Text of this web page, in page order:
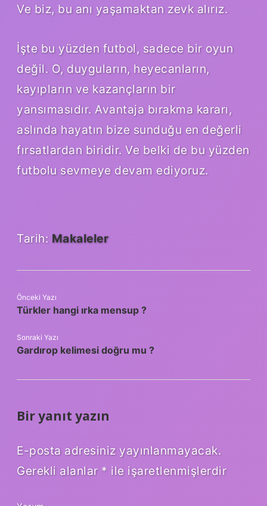
Ve biz, bu anı yaşamaktan zevk alırız.
İşte bu yüzden futbol, sadece bir oyun
değil. O, duyguların, heyecanların,
kayıpların ve kazançların bir
yansımasıdır. Avantaja bırakma kararı,
aslında hayatın bize sunduğu en değerli
fırsatlardan biridir. Ve belki de bu yüzden
futbolu sevmeye devam ediyoruz.
Tarih: Makaleler
Önceki Yazı
Türkler hangi ırka mensup ?
Sonraki Yazı
Gardırop kelimesi doğru mu ?
Bir yanıt yazın
E-posta adresiniz yayınlanmayacak.
Gerekli alanlar * ile işaretlenmişlerdir